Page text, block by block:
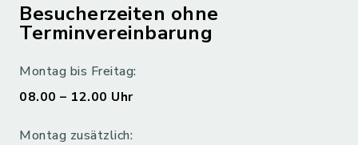
Besucherzeiten ohne
Terminvereinbarung
Montag bis Freitag:
08.00 – 12.00 Uhr
Montag zusätzlich: